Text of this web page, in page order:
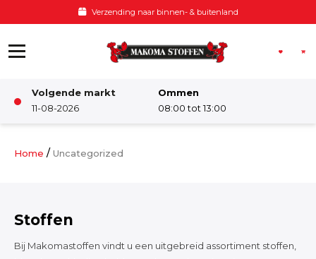
Voor 12:00 besteld, zelfde dag verzonden
Volgende markt
11-08-2026
Ommen
08:00 tot 13:00
Home / Uncategorized
Stoffen
Bij Makomastoffen vindt u een uitgebreid assortiment stoffen,